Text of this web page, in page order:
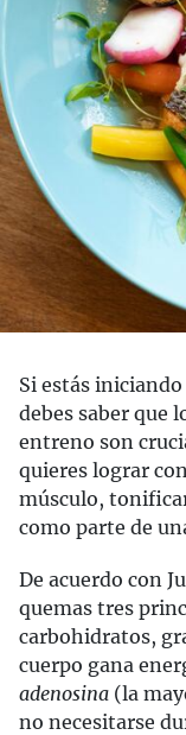
Si estás iniciando
debes saber que
entreno son
quieres lograr
músculo,
como parte de
De acuerdo con
quemas tres
carbohidratos,
cuerpo gana
adenosina (la
no necesitarse